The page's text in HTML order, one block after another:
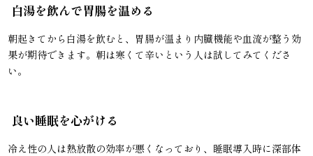
白湯を飲んで胃腸を温める
朝起きてから白湯を飲むと、胃腸が温まり内臓機能や血流が整う効
果が期待できます。朝は寒くて辛いという人は試してみてくださ
い。
良い睡眠を心がける
冷え性の人は熱放散の効率が悪くなっており、睡眠導入時に深部体